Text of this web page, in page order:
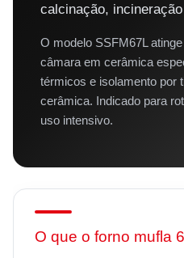
calcinação,
O modelo SSFM67L
câmara em cerâmica
térmicos e isolamento por
cerâmica. Indicado para
uso intensivo.
O que o forno mufla